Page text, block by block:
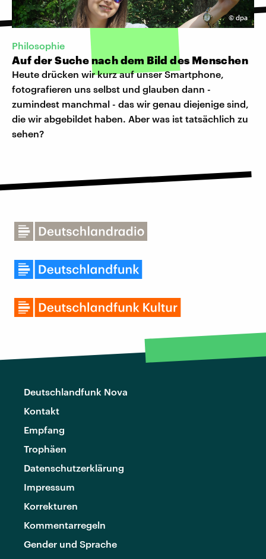
©dpa
Philosophie
Auf der Suche nach dem Bild des Menschen
Heute drücken wir kurz auf unser Smartphone,
fotografieren uns selbst und glauben dann -
zumindest manchmal - das wir genau diejenige sind,
die wir abgebildet haben. Aber was ist tatsächlich zu
sehen?
Deutschlandfunk Nova
Kontakt
Empfang
Trophäen
Datenschutzerklärung
Impressum
Korrekturen
Kommentarregeln
Gender und Sprache